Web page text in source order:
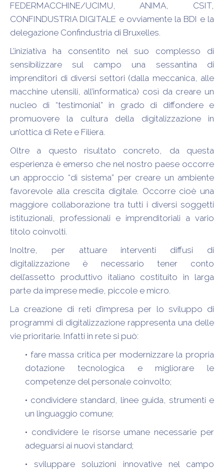
FEDERMACCHINE/UCIMU, ANIMA, CSIT,
CONFINDUSTRIA DIGITALE e ovviamente la BDI e la
delegazione Confindustria di Bruxelles.
L’iniziativa ha consentito nel suo complesso di
sensibilizzare sul campo una sessantina di
imprenditori di diversi settori (dalla meccanica, alle
macchine utensili, all’informatica) così da creare un
nucleo di “testimonial” in grado di diffondere e
promuovere la cultura della digitalizzazione in
un’ottica di Rete e Filiera.
Oltre a questo risultato concreto, da questa
esperienza è emerso che nel nostro paese occorre
un approccio “di sistema” per creare un ambiente
favorevole alla crescita digitale. Occorre cioè una
maggiore collaborazione tra tutti i diversi soggetti
istituzionali, professionali e imprenditoriali a vario
titolo coinvolti.
Inoltre, per attuare interventi diffusi di
digitalizzazione è necessario tener conto
dell’assetto produttivo italiano costituito in larga
parte da imprese medie, piccole e micro.
La creazione di reti d’impresa per lo sviluppo di
programmi di digitalizzazione rappresenta una delle
vie prioritarie. Infatti in rete si può:
• fare massa critica per modernizzare la propria
dotazione tecnologica e migliorare le
competenze del personale coinvolto;
• condividere standard, linee guida, strumenti e
un linguaggio comune;
• condividere le risorse umane necessarie per
adeguarsi ai nuovi standard;
• sviluppare soluzioni innovative nel campo